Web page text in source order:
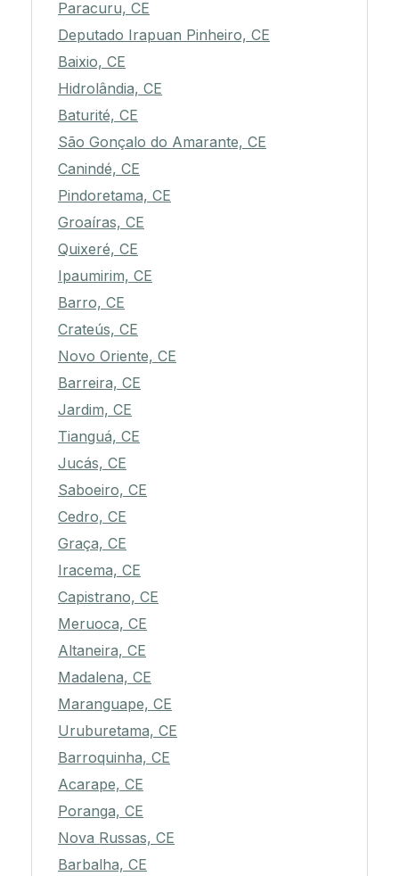
Paracuru, CE
Deputado Irapuan Pinheiro, CE
Baixio, CE
Hidrolândia, CE
Baturité, CE
São Gonçalo do Amarante, CE
Canindé, CE
Pindoretama, CE
Groaíras, CE
Quixeré, CE
Ipaumirim, CE
Barro, CE
Crateús, CE
Novo Oriente, CE
Barreira, CE
Jardim, CE
Tianguá, CE
Jucás, CE
Saboeiro, CE
Cedro, CE
Graça, CE
Iracema, CE
Capistrano, CE
Meruoca, CE
Altaneira, CE
Madalena, CE
Maranguape, CE
Uruburetama, CE
Barroquinha, CE
Acarape, CE
Poranga, CE
Nova Russas, CE
Barbalha, CE